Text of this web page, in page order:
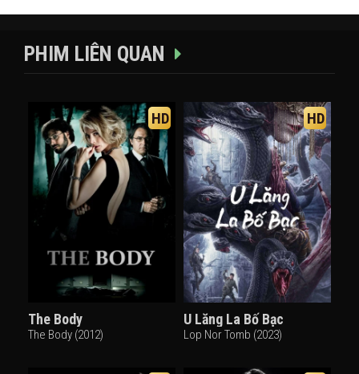
PHIM LIÊN QUAN
HD
The Body
The Body (2012)
HD
U Lăng La Bố Bạc
Lop Nor Tomb (2023)